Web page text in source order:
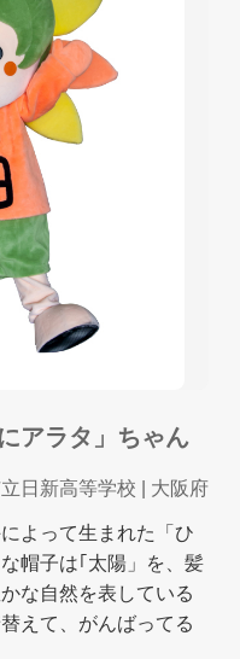
アラタ」ちゃん
日新高等学校 | 大阪府
よって生まれた「ひ
帽子は｢太陽」を、髪
な自然を表している
えて、がんばってる